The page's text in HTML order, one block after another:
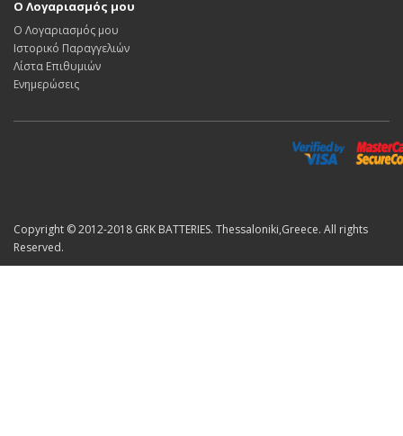
Ο Λογαριασμός μου
Ο Λογαριασμός μου
Ιστορικό Παραγγελιών
Λίστα Επιθυμιών
Ενημερώσεις
Copyright © 2012-2018 GRK BATTERIES. Thessaloniki,Greece. All rights
Reserved.